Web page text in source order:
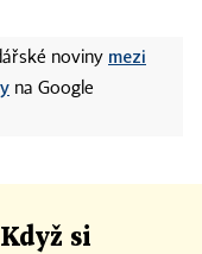
noviny mezi
na Google
si